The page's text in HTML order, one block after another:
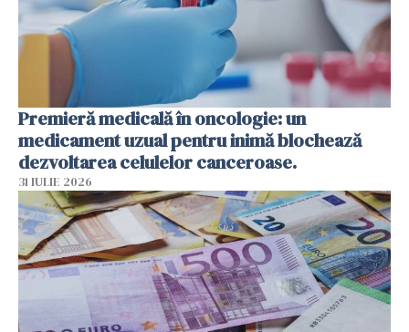
Premieră medicală în oncologie: un
medicament uzual pentru inimă blochează
dezvoltarea celulelor canceroase.
31 IULIE 2026